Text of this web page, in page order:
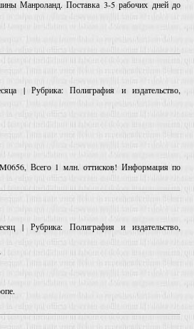
Манроланд. Поставка 3-5 рабочих дней до
| Рубрика: Полиграфия и издательство,
Всего 1 млн. оттисков! Информация по
| Рубрика: Полиграфия и издательство,